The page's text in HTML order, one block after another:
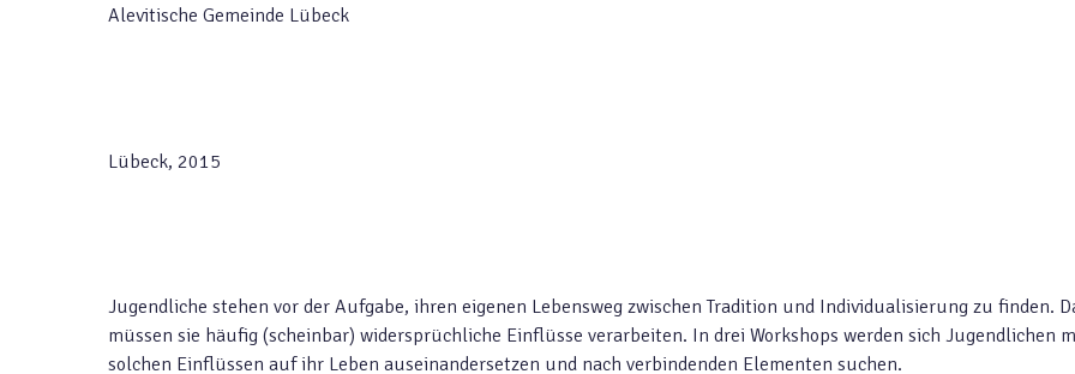
Alevitische Gemeinde Lübeck
Lübeck, 2015
Jugendliche stehen vor der Aufgabe, ihren eigenen Lebensweg zwischen Tradition und Individualisierung zu finden.
müssen sie häufig (scheinbar) widersprüchliche Einflüsse verarbeiten. In drei Workshops werden sich Jugendlichen
solchen Einflüssen auf ihr Leben auseinandersetzen und nach verbindenden Elementen suchen.